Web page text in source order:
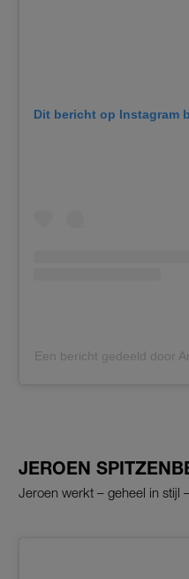
Dit bericht op Instagram
Een bericht gedeeld door
JEROEN
Jeroen werkt – geheel in stijl